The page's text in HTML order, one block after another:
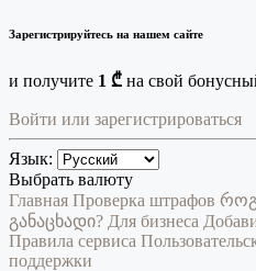
Зарегистрируйтесь на нашем сайте
и получите 1 ₾ на свой
Войти или зарегистрироваться
Язык:
Выбрать валюту
Главная Проверка штрафов
განაცხადი? Для бизнеса
Правила сервиса
поддержки